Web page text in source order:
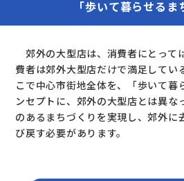
「歩いて暮らせるま
郊外の大型店は、消費者にとって
費者は郊外大型店だけで満足してい
こで中心市街地全体を、「歩いて暮
ンセプトに、郊外の大型店とは異な
のあるまちづくりを実現し、郊外に
び戻す必要があります。